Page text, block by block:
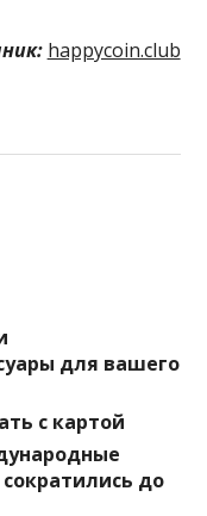
happycoin.club
для вашего
с картой
до